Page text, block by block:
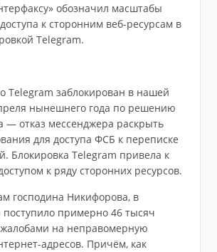
обозначил масштабы
к сторонним веб-ресурсам в
Telegram.
Telegram заблокирован в нашей
нынешнего года по решению
— отказ мессенджера раскрыть
для доступа ФСБ к переписке
Блокировка Telegram привела к
к ряду сторонних ресурсов.
господина Никифорова, в
поступило примерно 46 тысяч
на неправомерную
адресов. Причём, как